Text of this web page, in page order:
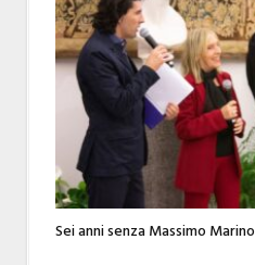
Sei anni senza Massimo Marino